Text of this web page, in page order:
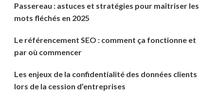
Passereau : astuces et stratégies pour maîtriser les
mots fléchés en 2025
Le référencement SEO : comment ça fonctionne et
par où commencer
Les enjeux de la confidentialité des données clients
lors de la cession d’entreprises